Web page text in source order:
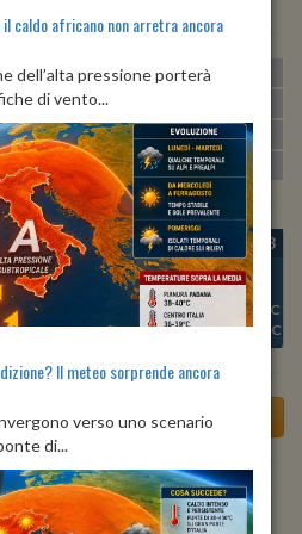
min:24º max:29º U:
min:28º max:33º
min:25º max:29º U:67% 75%
min: 24º max:27º U:68%
LUN 10
Min:
26°C
Max:31°C
MAR 11
Max:32°C
MER 12
Min:26°C
Max:33°C
GIO 13
24°C
Max:32°C
di oggi
caldo africano non arretra ancora
dell’alta pressione porterà
di vento...
Il meteo sorprende ancora
verso uno scenario
di...